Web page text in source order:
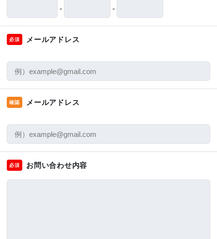
- -
必須 メールアドレス
確認 メールアドレス
必須 お問い合わせ内容